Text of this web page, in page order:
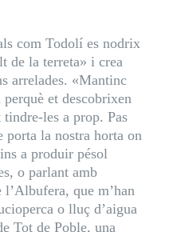
com Todolí es nodrix
de la terreta» i crea
arrelades. «Mantinc
et descobrixen
les a prop. Pas
porta la nostra horta on
a produir pésol
o parlant amb
que m’han
o lluç d’aigua
Tot de Poble, una